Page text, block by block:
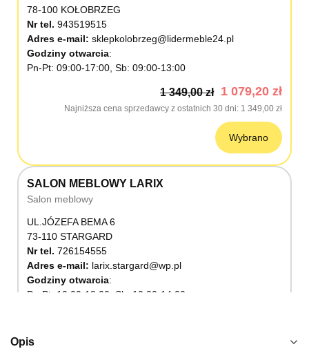
78-100 KOŁOBRZEG
Nr tel. 943519515
Adres e-mail: sklepkolobrzeg@lidermeble24.pl
Godziny otwarcia
Pn-Pt: 09:00-17:00, Sb: 09:00-13:00
1 349,00 zł 1 079,20 zł
Najniższa cena sprzedawcy z ostatnich 30 dni 1 349,00 zł
Wybrano
SALON MEBLOWY LARIX
Salon meblowy
UL.JÓZEFA BEMA 6
73-110 STARGARD
Nr tel. 726154555
Adres e-mail: larix.stargard@wp.pl
Godziny otwarcia
Pn-Pt: 10:00-18:00, Sb: 10:00-14:00
Opis